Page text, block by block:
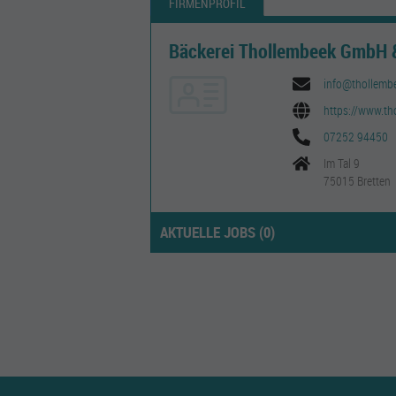
Bäckerei Thollembeek GmbH
https://
07252 94450
Im Tal 9
75015 Bretten
AKTUELLE JOBS (0)